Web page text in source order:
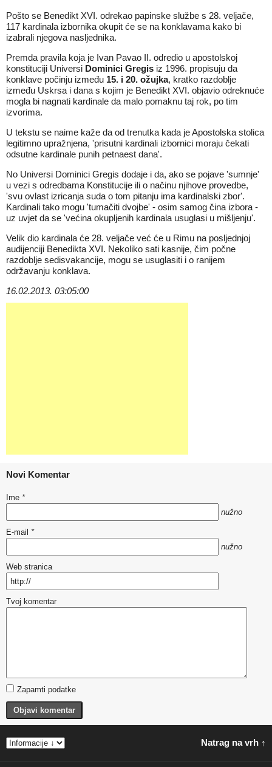
Pošto se Benedikt XVI. odrekao papinske službe s 28. veljače,
117 kardinala izbornika okupit će se na konklavama kako bi
izabrali njegova nasljednika.
Premda pravila koja je Ivan Pavao II. odredio u apostolskoj
konstituciji Universi Dominici Gregis iz 1996. propisuju da
konklave počinju između 15. i 20. ožujka, kratko razdoblje
između Uskrsa i dana s kojim je Benedikt XVI. objavio odreknuće
mogla bi nagnati kardinale da malo pomaknu taj rok, po tim
izvorima.
U tekstu se naime kaže da od trenutka kada je Apostolska stolica
legitimno upražnjena, 'prisutni kardinali izbornici moraju čekati
odsutne kardinale punih petnaest dana'.
No Universi Dominici Gregis dodaje i da, ako se pojave 'sumnje'
u vezi s odredbama Konstitucije ili o načinu njihove provedbe,
'svu ovlast izricanja suda o tom pitanju ima kardinalski zbor'.
Kardinali tako mogu 'tumačiti dvojbe' - osim samog čina izbora -
uz uvjet da se 'većina okupljenih kardinala usuglasi u mišljenju'.
Velik dio kardinala će 28. veljače već će u Rimu na posljednjoj
audijenciji Benedikta XVI. Nekoliko sati kasnije, čim počne
razdoblje sedisvakancije, mogu se usuglasiti i o ranijem
održavanju konklava.
16.02.2013. 03:05:00
Novi Komentar
Ime *
nužno
E-mail *
nužno
Web stranica
Tvoj komentar
Zapamti podatke
Objavi komentar
Natrag na vrh ↑